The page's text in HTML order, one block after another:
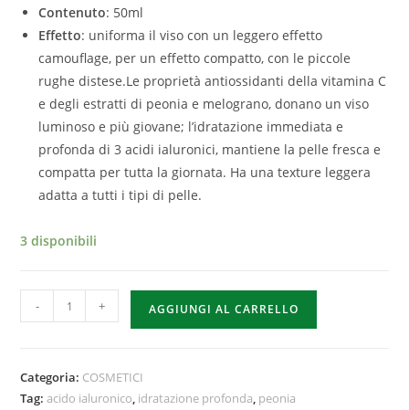
Contenuto: 50ml
Effetto: uniforma il viso con un leggero effetto
camouflage, per un effetto compatto, con le piccole
rughe distese.Le proprietà antiossidanti della vitamina C
e degli estratti di peonia e melograno, donano un viso
luminoso e più giovane; l’idratazione immediata e
profonda di 3 acidi ialuronici, mantiene la pelle fresca e
compatta per tutta la giornata. Ha una texture leggera
adatta a tutti i tipi di pelle.
3 disponibili
- + AGGIUNGI AL CARRELLO
Categoria: COSMETICI
Tag:acido ialuronico, idratazione profonda, peonia